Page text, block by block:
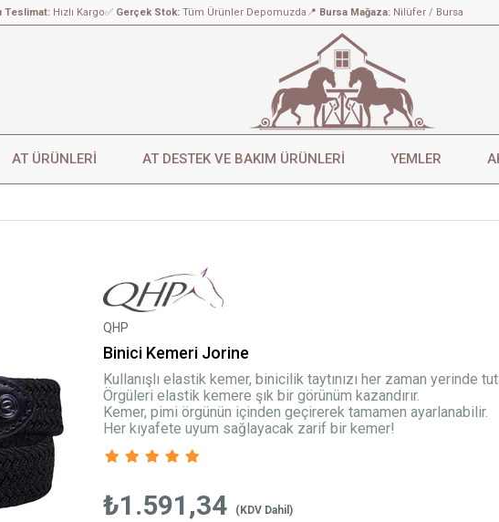
Teslimat:Hızlı Kargo✅ Gerçek Stok:Tüm Ürünler Depomuzda 📍 Bursa Mağaza:Nilüfer / Bursa
AT ÜRÜNLERİ AT DESTEK VE BAKIM ÜRÜNLERİ YEMLER
QHP
Binici Kemeri Jorine
Kullanışlı elastik kemer, binicilik taytınızı her zaman yerinde
Örgüleri elastik kemere şık bir görünüm kazandırır.
Kemer, pimi örgünün içinden geçirerek tamamen ayarlanabilir.
Her kıyafete uyum sağlayacak zarif bir kemer!
₺1.591,34 (KDV Dahil)